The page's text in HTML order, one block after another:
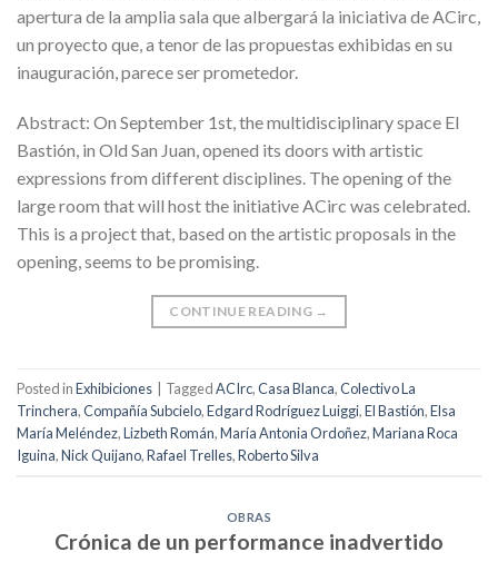
apertura de la amplia sala que albergará la iniciativa de ACirc,
un proyecto que, a tenor de las propuestas exhibidas en su
inauguración, parece ser prometedor.
Abstract: On September 1st, the multidisciplinary space El
Bastión, in Old San Juan, opened its doors with artistic
expressions from different disciplines. The opening of the
large room that will host the initiative ACirc was celebrated.
This is a project that, based on the artistic proposals in the
opening, seems to be promising.
CONTINUE READING →
Posted inExhibiciones TaggedACIrc,Casa Blanca,Colectivo La
Trinchera,Compañía Subcielo,Edgard Rodríguez Luiggi,El Bastión,Elsa
María Meléndez,Lizbeth Román,María Antonia Ordoñez,Mariana Roca
Iguina,Nick Quijano,Rafael Trelles,Roberto Silva
OBRAS
Crónica de un performance inadvertido